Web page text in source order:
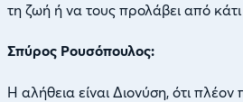
τη ζωή ή να τους προλάβει από
Σπύρος Ρουσόπουλος:
Η αλήθεια είναι Διονύση, ότι